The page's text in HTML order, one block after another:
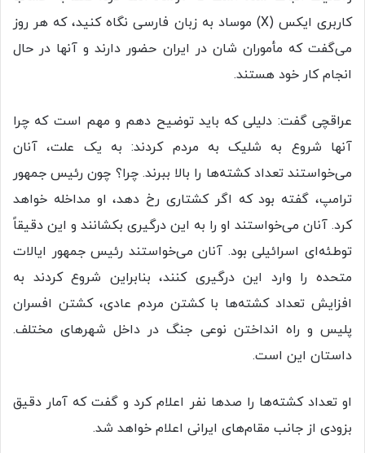
کاربری ایکس (X) موساد به زبان فارسی نگاه کنید، که هر روز
می‌گفت که مأموران شان در ایران حضور دارند و آنها در حال
انجام کار خود هستند.
عراقچی گفت: دلیلی که باید توضیح دهم و مهم است که چرا
آنها شروع به شلیک به مردم کردند: به یک علت، آنان
می‌خواستند تعداد کشته‌ها را بالا ببرند. چرا؟ چون رئیس جمهور
ترامپ، گفته بود که اگر کشتاری رخ دهد، او مداخله خواهد
کرد. آنان می‌خواستند او را به این درگیری بکشانند و این دقیقاً
توطئه‌ای اسرائیلی بود. آنان می‌خواستند رئیس جمهور ایالات
متحده را وارد این درگیری کنند، بنابراین شروع کردند به
افزایش تعداد کشته‌ها با کشتن مردم عادی، کشتن افسران
پلیس و راه انداختن نوعی جنگ در داخل شهرهای مختلف.
داستان این است.
او تعداد کشته‌ها را صدها نفر اعلام کرد و گفت که آمار دقیق
بزودی از جانب مقام‌های ایرانی اعلام خواهد شد.